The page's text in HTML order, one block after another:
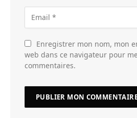
Enregistrer mon nom, mon
web dans ce navigateur pour
commentaires.